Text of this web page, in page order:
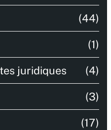
(44)
(1)
juridiques (4)
(3)
(17)